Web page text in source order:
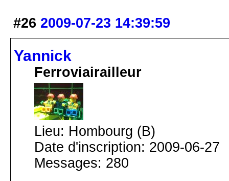
#26 2009-07-23 14:39:59
Yannick
Ferroviairailleur
Lieu: Hombourg (B)
Date d'inscription: 2009-06-27
Messages: 280